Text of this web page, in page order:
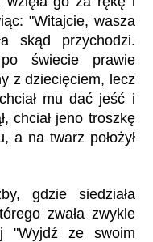
"Witajcie, wasza
skąd przychodzi.
po świecie prawie
z dziecięciem, lecz
mu dać jeść i
chciał jeno troszkę
a na twarz położył
gdzie siedziała
zwała zwykle
"Wyjdź ze swoim